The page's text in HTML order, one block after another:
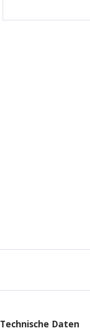
Technische Daten